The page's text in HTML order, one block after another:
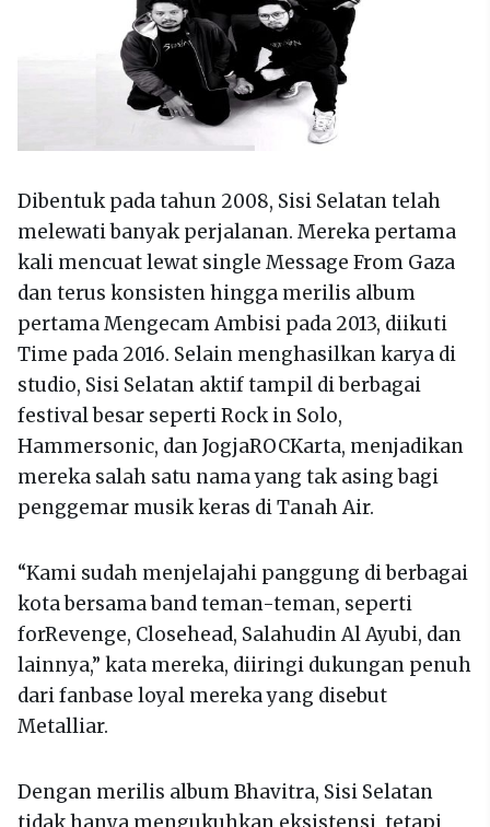
Dibentuk pada tahun 2008, Sisi Selatan telah
melewati banyak perjalanan. Mereka pertama
kali mencuat lewat single Message From Gaza
dan terus konsisten hingga merilis album
pertama Mengecam Ambisi pada 2013, diikuti
Time pada 2016. Selain menghasilkan karya di
studio, Sisi Selatan aktif tampil di berbagai
festival besar seperti Rock in Solo,
Hammersonic, dan JogjaROCKarta, menjadikan
mereka salah satu nama yang tak asing bagi
penggemar musik keras di Tanah Air.
“Kami sudah menjelajahi panggung di berbagai
kota bersama band teman-teman, seperti
forRevenge, Closehead, Salahudin Al Ayubi, dan
lainnya,” kata mereka, diiringi dukungan penuh
dari fanbase loyal mereka yang disebut
Metalliar.
Dengan merilis album Bhavitra, Sisi Selatan